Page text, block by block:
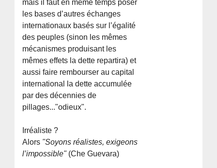
mais il faut en même temps poser
les bases d’autres échanges
internationaux basés sur l’égalité
des peuples (sinon les mêmes
mécanismes produisant les
mêmes effets la dette repartira) et
aussi faire rembourser au capital
international la dette accumulée
par des décennies de
pillages..."odieux".
Irréaliste ?
Alors "Soyons réalistes, exigeons
l’impossible"(Che Guevara)